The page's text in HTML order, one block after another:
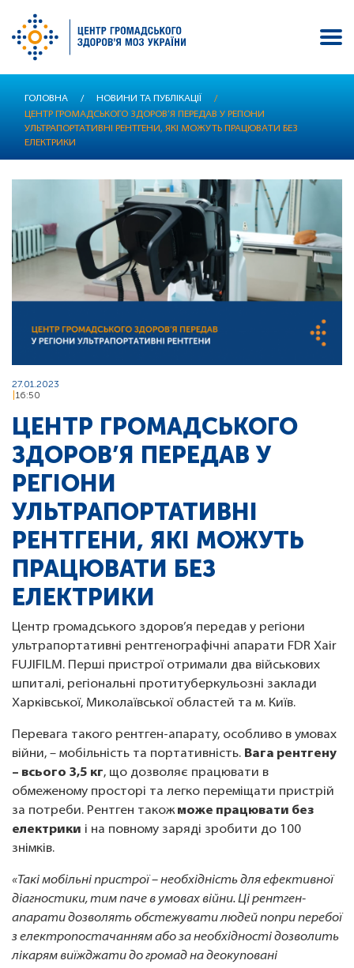
основного
вмісту
ГОЛОВНА / НОВИНИ ТА ПУБЛІКАЦІЇ
/
ЦЕНТР ГРОМАДСЬКОГО ЗДОРОВ’Я ПЕРЕДАВ У РЕГІОНИ
УЛЬТРАПОРТАТИВНІ РЕНТГЕНИ, ЯКІ МОЖУТЬ ПРАЦЮВАТИ БЕЗ
ЕЛЕКТРИКИ
27.01.2023
16:50
ЦЕНТР ГРОМАДСЬКОГО
ЗДОРОВ’Я ПЕРЕДАВ У
РЕГІОНИ
УЛЬТРАПОРТАТИВНІ
РЕНТГЕНИ, ЯКІ МОЖУТЬ
ПРАЦЮВАТИ БЕЗ
ЕЛЕКТРИКИ
Центр громадського здоров’я передав у регіони
ультрапортативні рентгенографічні апарати FDR Xair
FUJIFILM. Перші пристрої отримали два військових
шпиталі, регіональні протитуберкульозні заклади
Харківської, Миколаївської областей та м. Київ.
Перевага такого рентген-апарату, особливо в умовах
війни, – мобільність та портативність. Вага рентгену
– всього 3,5 кг, що дозволяє працювати в
обмеженому просторі та легко переміщати пристрій
за потреби. Рентген такожможе працювати без
електрики і на повному заряді зробити до 100
знімків.
«Такі мобільні пристрої – необхідність для ефективної
діагностики, тим паче в умовах війни. Ці рентген-
апарати дозволять обстежувати людей попри перебої
з електропостачанням або за необхідності дозволить
лікарям виїжджати до громад на деокуповані